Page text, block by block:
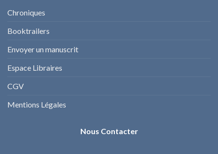
Chroniques
Booktrailers
Envoyer un manuscrit
Espace Libraires
CGV
Mentions Légales
Nous Contacter